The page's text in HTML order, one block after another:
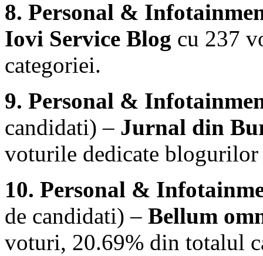
8. Personal &
Iovi Service Blog cu 237
categoriei.
9. Personal &
candidati) – Jurnal din
voturile dedicate
10. Personal &
de candidati) – Bellum
voturi, 20.69% din totalul